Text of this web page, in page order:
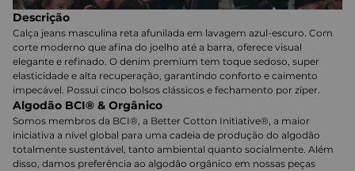
Descrição
Calça jeans masculina reta afunilada em lavagem azul-escuro. Com
corte moderno que afina do joelho até a barra, oferece visual
elegante e refinado. O denim premium tem toque sedoso, super
elasticidade e alta recuperação, garantindo conforto e caimento
impecável. Possui cinco bolsos clássicos e fechamento por zíper.
Algodão BCI® & Orgânico
Somos membros da BCI®, a Better Cotton Initiative®, a maior
iniciativa a nível global para uma cadeia de produção do algodão
totalmente sustentável, tanto ambiental quanto socialmente. Além
disso, damos preferência ao algodão orgânico em nossas peças